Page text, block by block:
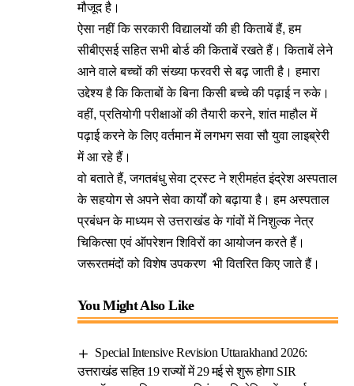
मौजूद है।
ऐसा नहीं कि सरकारी विद्यालयों की ही किताबें हैं, हम
सीबीएसई सहित सभी बोर्ड की किताबें रखते हैं। किताबें लेने
आने वाले बच्चों की संख्या फरवरी से बढ़ जाती है। हमारा
उद्देश्य है कि किताबों के बिना किसी बच्चे की पढ़ाई न रुके।
वहीं, प्रतियोगी परीक्षाओं की तैयारी करने, शांत माहौल में
पढ़ाई करने के लिए वर्तमान में लगभग सवा सौ युवा लाइब्रेरी
में आ रहे हैं।
वो बताते हैं, जगतबंधु सेवा ट्रस्ट ने श्रीमहंत इंद्रेश अस्पताल
के सहयोग से अपने सेवा कार्यों को बढ़ाया है। हम अस्पताल
प्रबंधन के माध्यम से उत्तराखंड के गांवों में निशुल्क नेत्र
चिकित्सा एवं ऑपरेशन शिविरों का आयोजन करते हैं।
जरूरतमंदों को विशेष उपकरण भी वितरित किए जाते हैं।
You Might Also Like
Special Intensive Revision Uttarakhand 2026:
उत्तराखंड सहित 19 राज्यों में 29 मई से शुरू होगा SIR